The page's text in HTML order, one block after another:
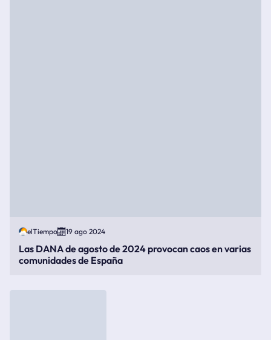
elTiempo 19 ago 2024
Las DANA de agosto de 2024 provocan caos en varias
comunidades de España